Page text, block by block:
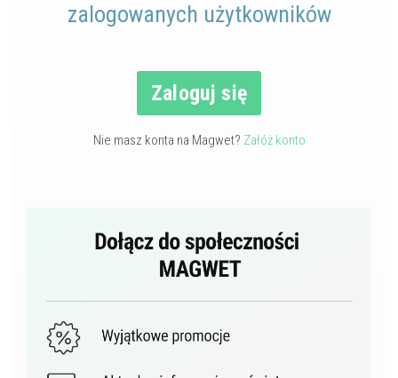
zalogowanych użytkowników
Zaloguj się
Nie masz konta na Magwet? Załóż konto